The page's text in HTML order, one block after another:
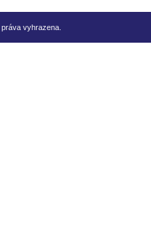
vyhrazena.